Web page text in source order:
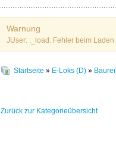
Warnung
JUser: :_load: Fehler beim
Startseite » E-Loks (D) »
Zurück zur Kategorieübersicht